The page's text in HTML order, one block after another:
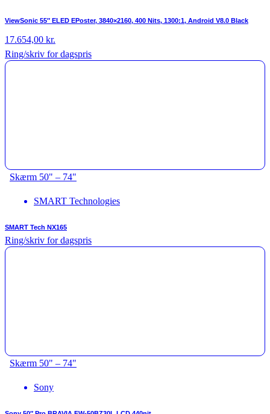
ViewSonic 55″ ELED EPoster, 3840×2160, 400 Nits, 1300:1, Android V8.0 Black
17.654,00 kr.
Ring/skriv for dagspris
Skærm 50" – 74"
SMART Technologies
SMART Tech NX165
Ring/skriv for dagspris
Skærm 50" – 74"
Sony